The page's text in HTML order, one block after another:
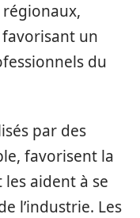
un
du
par des
favorisent la
aident à se
l’industrie. Les